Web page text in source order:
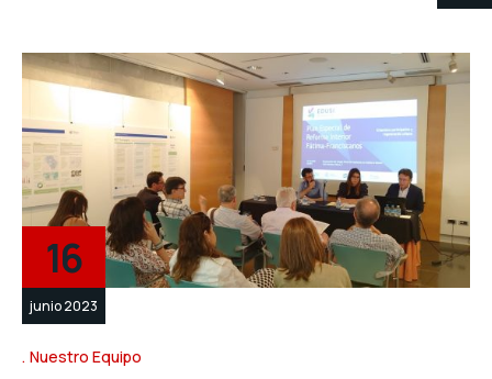
16
junio 2023
Nuestro Equipo